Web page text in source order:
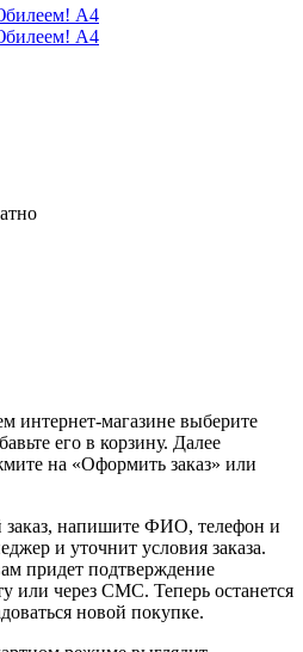
интернет-магазине выберите
его в корзину. Далее
на «Оформить заказ» или
заказ, напишите ФИО, телефон и
и уточнит условия заказа.
придет подтверждение
или через СМС. Теперь останется
новой покупке.